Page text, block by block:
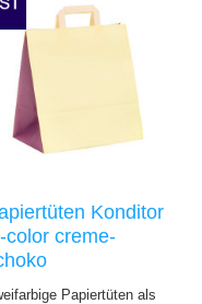
Konditor
color creme-
Papiertüten als